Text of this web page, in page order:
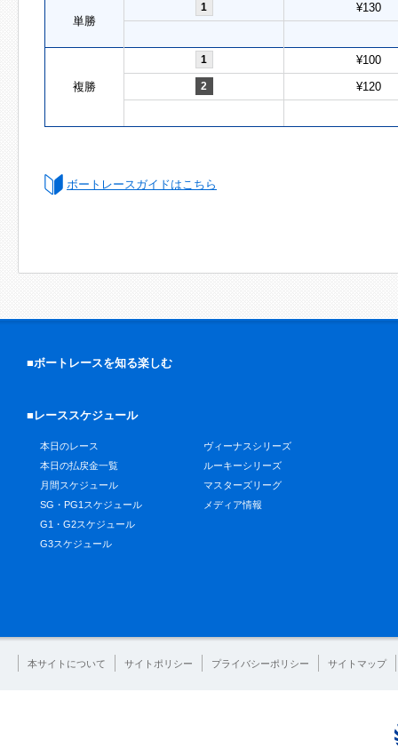
単勝
1 ¥130
複勝
1 ¥100
2 ¥120
ボートレースガイドはこちら
■ボートレースを知る楽しむ
■レーススケジュール
本日のレース
本日の払戻金一覧
月間スケジュール
SG・PG1スケジュール
G1・G2スケジュール
G3スケジュール
ヴィーナスシリーズ
ルーキーシリーズ
マスターズリーグ
メディア情報
本サイトについて サイトポリシー プライバシーポリシー サイトマップ